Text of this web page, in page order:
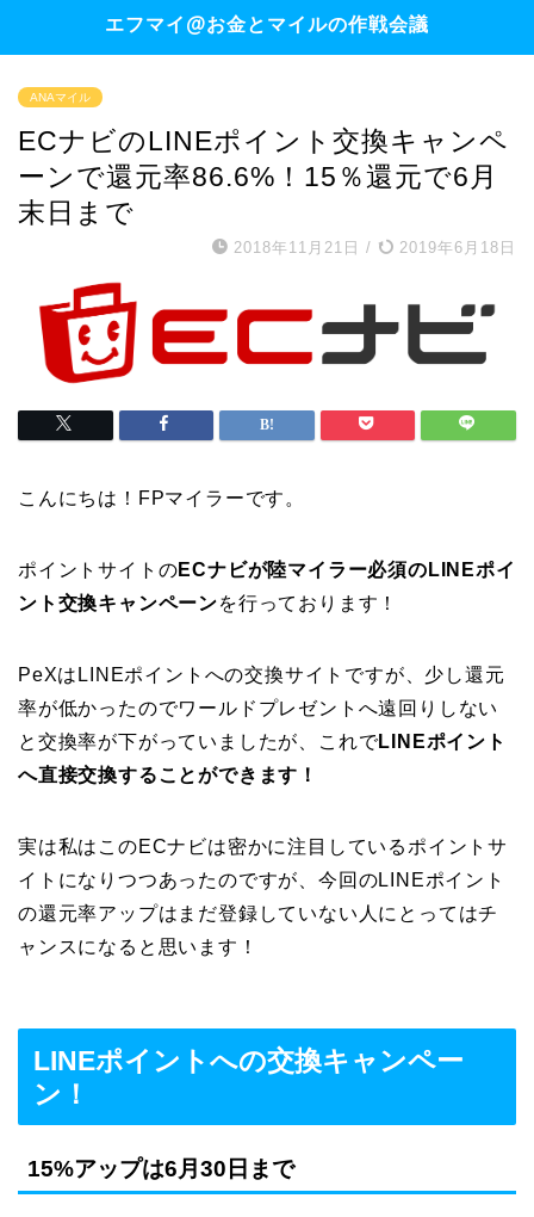
エフマイ@お金とマイルの作戦会議
ANAマイル
ECナビのLINEポイント交換キャンペ
ーンで還元率86.6%！15％還元で6月
末日まで
2018年11月21日 / 2019年6月18日
こんにちは！FPマイラーです。
ポイントサイトのECナビが陸マイラー必須のLINEポイ
ント交換キャンペーンを行っております！
PeXはLINEポイントへの交換サイトですが、少し還元
率が低かったのでワールドプレゼントへ遠回りしない
と交換率が下がっていましたが、これでLINEポイント
へ直接交換することができます！
実は私はこのECナビは密かに注目しているポイントサ
イトになりつつあったのですが、今回のLINEポイント
の還元率アップはまだ登録していない人にとってはチ
ャンスになると思います！
LINEポイントへの交換キャンペー
ン！
15%アップは6月30日まで